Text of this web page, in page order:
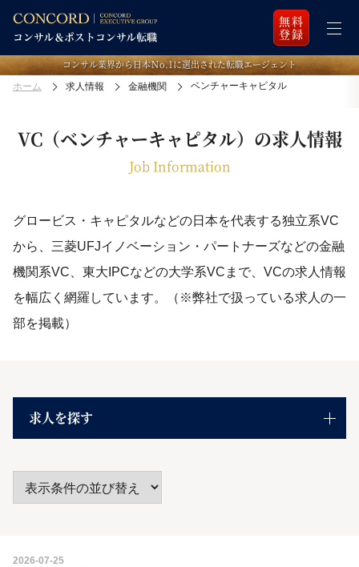
無料
登録
コンサル業界から日本Ｎo.1に選出された転職エージェント
ホーム 求人情報 金融機関 ベンチャーキャピタル
VC（ベンチャーキャピタル）の求人情報
Job Information
グロービス・キャピタルなどの日本を代表する独立系VC
から、 三菱UFJイノベーション・パートナーズなどの金融
機関系VC、 東大IPCなどの大学系VCまで、VCの求人情報
を幅広く網羅しています。
（※弊社で扱っている求人の一
部を掲載）
2026-07-25
求人を探す